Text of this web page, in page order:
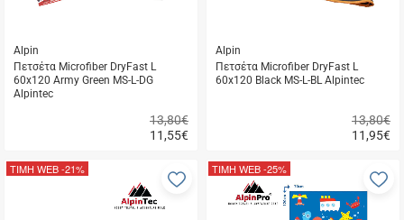
Alpin
Πετσέτα Microfiber DryFast L
60x120 Army Green MS-L-DG
Alpintec
11,55€
13,80€
αγορά
Alpin
Πετσέτα Microfiber DryFast L
60x120 Black MS-L-BL Alpintec
11,95€
13,80€
αγορά
ΤΙΜΗ WEB-21%
Προσθήκη
ΤΙΜΗ WEB-25%